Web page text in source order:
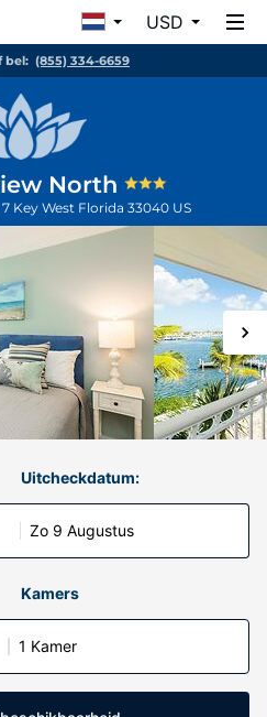
USD
bel: (855) 334-6659
North
Key West Florida 33040 US
Uitcheckdatum:
Zo 9 Augustus
Kamers
1 Kamer